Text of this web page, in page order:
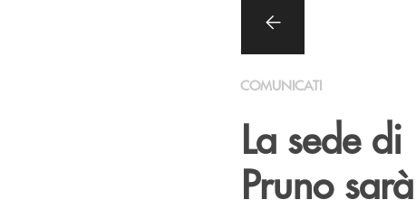
COMUNICATI
La sede
Pruno